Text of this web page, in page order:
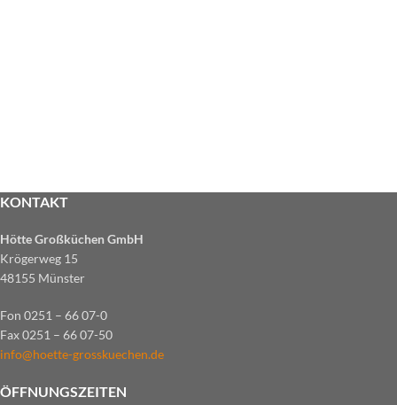
KONTAKT
Hötte Großküchen GmbH
Krögerweg 15
48155 Münster
Fon 0251 – 66 07-0
Fax 0251 – 66 07-50
info@hoette-grosskuechen.de
ÖFFNUNGSZEITEN